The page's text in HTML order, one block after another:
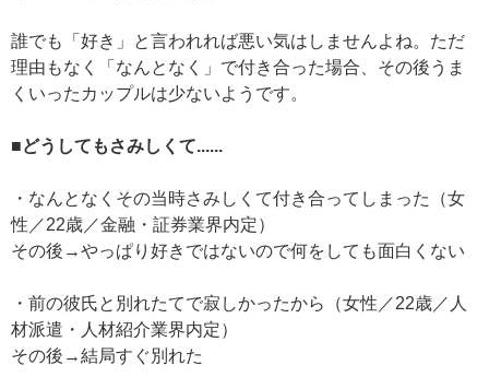
誰でも「好き」と言われれば悪い気はしませんよね。ただ
理由もなく「なんとなく」で付き合った場合、その後うま
くいったカップルは少ないようです。
■どうしてもさみしくて......
・なんとなくその当時さみしくて付き合ってしまった（女
性／22歳／金融・証券業界内定）
その後→やっぱり好きではないので何をしても面白くない
・前の彼氏と別れたてで寂しかったから（女性／22歳／人
材派遣・人材紹介業界内定）
その後→結局すぐ別れた